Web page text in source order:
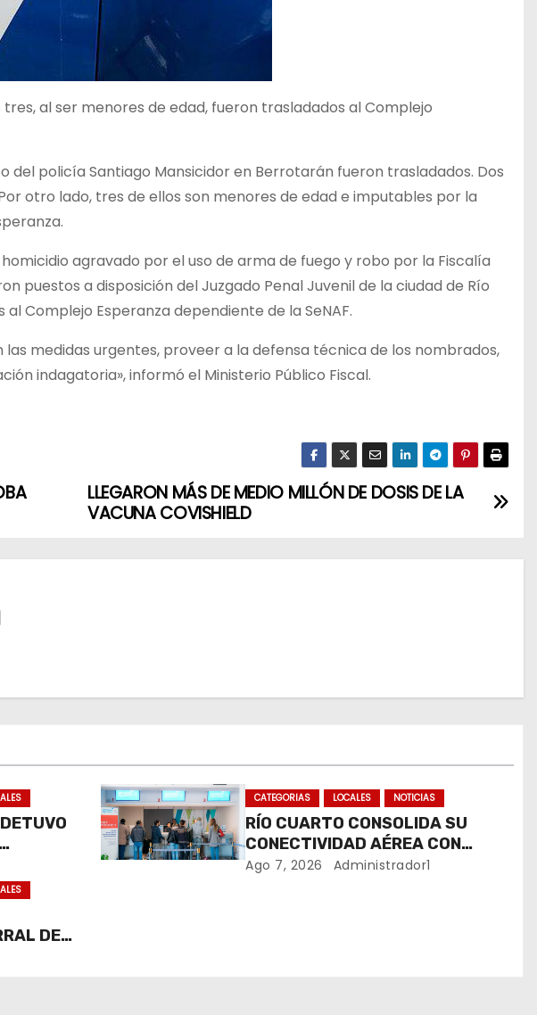
al ser menores de edad, fueron trasladados al Complejo
del policía Santiago Mansicidor en Berrotarán fueron trasladados. Dos
otro lado, tres de ellos son menores de edad e imputables por la
agravado por el uso de arma de fuego y robo por la Fiscalía
puestos a disposición del Juzgado Penal Juvenil de la ciudad de Río
Complejo Esperanza dependiente de la SeNAF.
medidas urgentes, proveer a la defensa técnica de los nombrados,
indagatoria», informó el Ministerio Público Fiscal.
LLEGARON MÁS DE MEDIO MILLÓN DE DOSIS DE LA
VACUNA COVISHIELD
Y
CATEGORIAS LOCALES NOTICIAS
RÍO CUARTO CONSOLIDA SU
CONECTIVIDAD AÉREA CON
CUATRO VUELOS SEMANALES A
Ago 7, 2026 Administrador1
DE